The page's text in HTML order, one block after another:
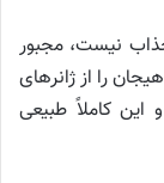
نیست، مجبور
را از ژانرهای
این کاملاً طبیعی